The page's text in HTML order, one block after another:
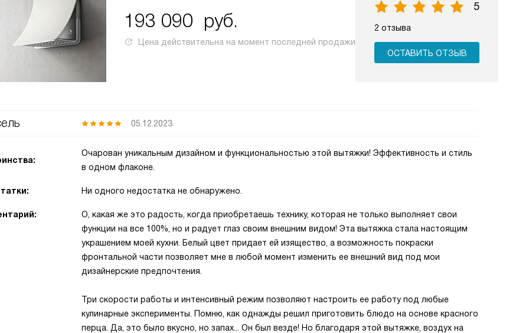
193 090 руб.
Цена действительна на момент последней продажи
5
2 отзыва
ОСТАВИТЬ ОТЗЫВ
05.12.2023
Очарован уникальным дизайном и функциональностью этой вытяжки! Эффективность и стиль
в одном флаконе.
Ни одного недостатка не обнаружено.
О, какая же это радость, когда приобретаешь технику, которая не только выполняет свои
функции на все 100%, но и радует глаз своим внешним видом! Эта вытяжка стала настоящим
украшением моей кухни. Белый цвет придает ей изящество, а возможность покраски
фронтальной части позволяет мне в любой момент изменить ее внешний вид под мои
дизайнерские предпочтения.
Три скорости работы и интенсивный режим позволяют настроить ее работу под любые
кулинарные эксперименты. Помню, как однажды решил приготовить блюдо на основе красного
перца. Да, это было вкусно, но запах... Он был везде! Но благодаря этой вытяжке, воздух на